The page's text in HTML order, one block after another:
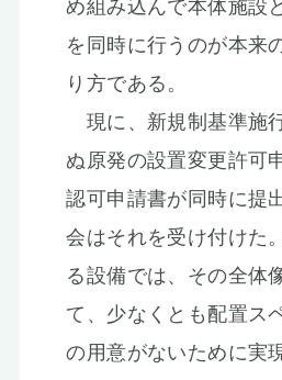
め組み込んで本体施設
を同時に行うのが本来
り方である。
現に、新規制基準施
ぬ原発の設置変更許可
認可申請書が同時に提
会はそれを受け付けた
る設備では、その全体
て、少なくとも配置ス
の用意がないために実